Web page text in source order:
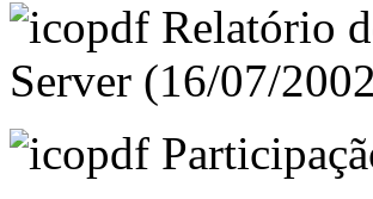
Relatório
Server (16/07/